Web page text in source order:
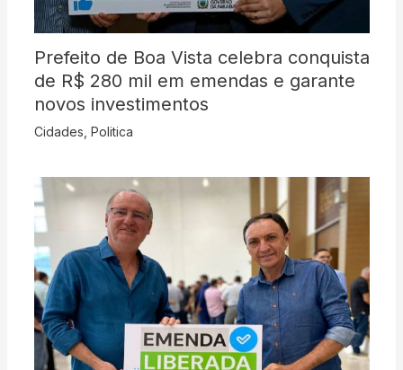
Prefeito de Boa Vista celebra conquista
de R$ 280 mil em emendas e garante
novos investimentos
Cidades Politica